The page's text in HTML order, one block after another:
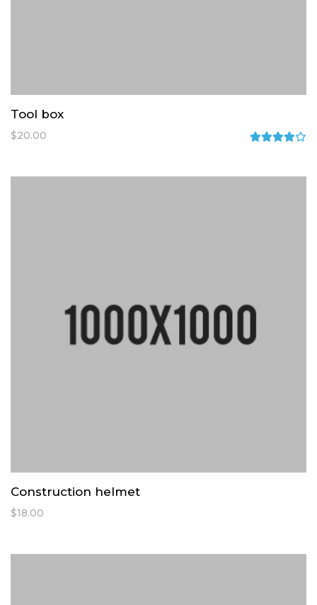
Tool box
out of
$20.00
Construction helmet
$18.00